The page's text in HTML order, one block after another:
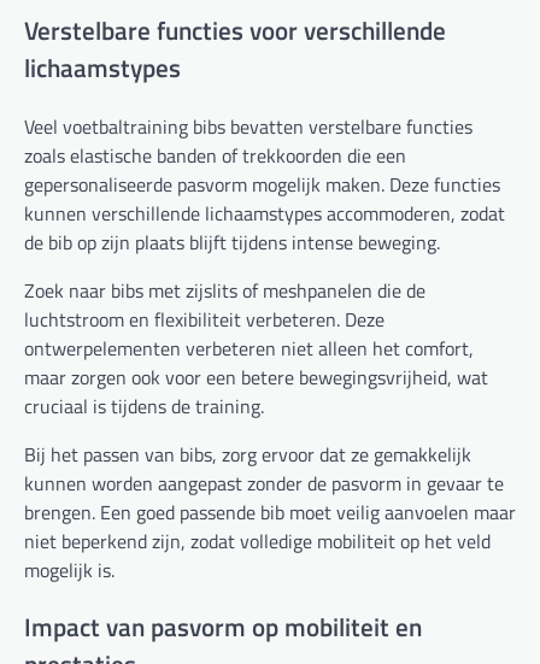
Verstelbare functies voor verschillende
lichaamstypes
Veel voetbaltraining bibs bevatten verstelbare functies
zoals elastische banden of trekkoorden die een
gepersonaliseerde pasvorm mogelijk maken. Deze functies
kunnen verschillende lichaamstypes accommoderen, zodat
de bib op zijn plaats blijft tijdens intense beweging.
Zoek naar bibs met zijslits of meshpanelen die de
luchtstroom en flexibiliteit verbeteren. Deze
ontwerpelementen verbeteren niet alleen het comfort,
maar zorgen ook voor een betere bewegingsvrijheid, wat
cruciaal is tijdens de training.
Bij het passen van bibs, zorg ervoor dat ze gemakkelijk
kunnen worden aangepast zonder de pasvorm in gevaar te
brengen. Een goed passende bib moet veilig aanvoelen maar
niet beperkend zijn, zodat volledige mobiliteit op het veld
mogelijk is.
Impact van pasvorm op mobiliteit en